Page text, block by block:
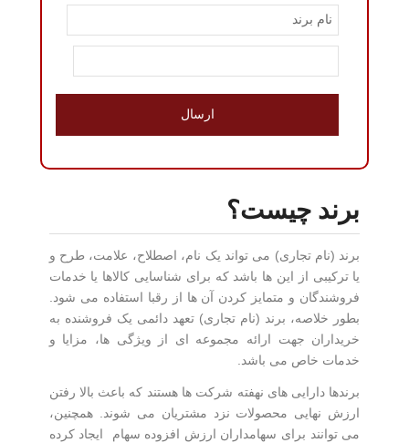
برند چیست؟
برند (نام تجاری) می تواند یک نام، اصطلاح، علامت، طرح و
یا ترکیبی از این ها باشد که برای شناسایی کالاها یا خدمات
فروشندگان و متمایز کردن آن ها از رقبا استفاده می شود
بطور خلاصه، برند (نام تجاری)تعهد دائمی یک فروشنده به
خریداران جهت ارائه مجموعه ای از ویژگی ها، مزایا و
خدمات خاص می باشد
برندها دارایی های نهفته شرکت ها هستند که باعث بالا رفتن
ارزش نهایی محصولات نزد مشتریان می شوند
.همچنین،
می توانند برای سهامداران ارزش افزوده سهام
ایجاد کرده